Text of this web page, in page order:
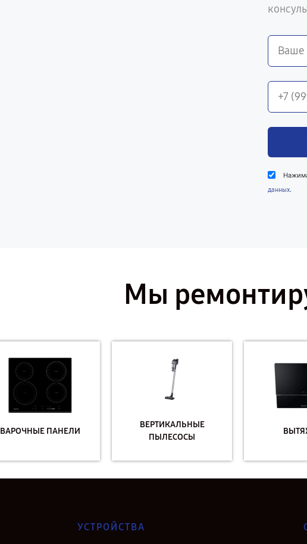
данных.
Мы
ВАРОЧНЫЕ ПАНЕЛИ
ВЕРТИКАЛЬНЫЕ
ПЫЛЕСОСЫ
УСТРОЙСТВА